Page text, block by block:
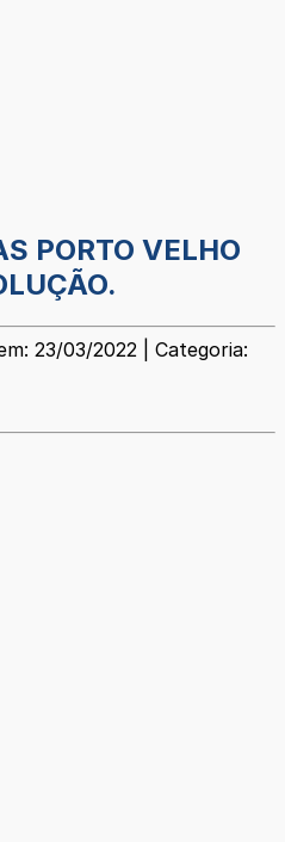
PORTO VELHO
23/03/2022 | Categoria: